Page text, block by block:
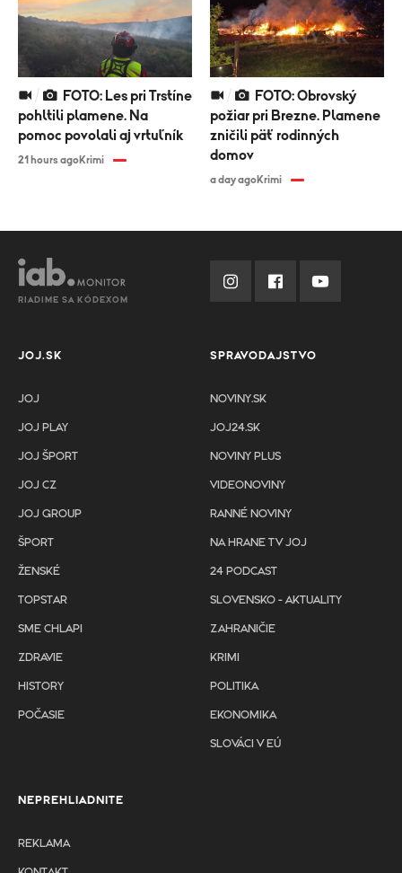
pohltili plamene. Na
pomoc povolali aj vrtuľník
21 hours agoKrimi
požiar pri Brezne. Plamene
zničili päť rodinných
domov
a day agoKrimi
RIADIME SA KÓDEXOM
JOJ.SK
JOJ
JOJ PLAY
JOJ ŠPORT
JOJ CZ
JOJ GROUP
ŠPORT
ŽENSKÉ
TOPSTAR
SME CHLAPI
ZDRAVIE
HISTORY
POČASIE
SPRAVODAJSTVO
NOVINY.SK
JOJ24.SK
NOVINY PLUS
VIDEONOVINY
RANNÉ NOVINY
NA HRANE TV JOJ
24 PODCAST
SLOVENSKO - AKTUALITY
ZAHRANIČIE
KRIMI
POLITIKA
EKONOMIKA
SLOVÁCI V EÚ
NEPREHLIADNITE
REKLAMA